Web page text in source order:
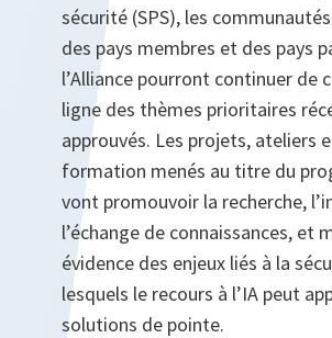
sécurité (SPS), les
des pays membres et des pays
l’Alliance pourront continuer de
ligne des thèmes prioritaires
approuvés. Les projets, ateliers
formation menés au titre du
vont promouvoir la recherche,
l’échange de connaissances, et
évidence des enjeux liés à la
lesquels le recours à l’IA peut
solutions de pointe.